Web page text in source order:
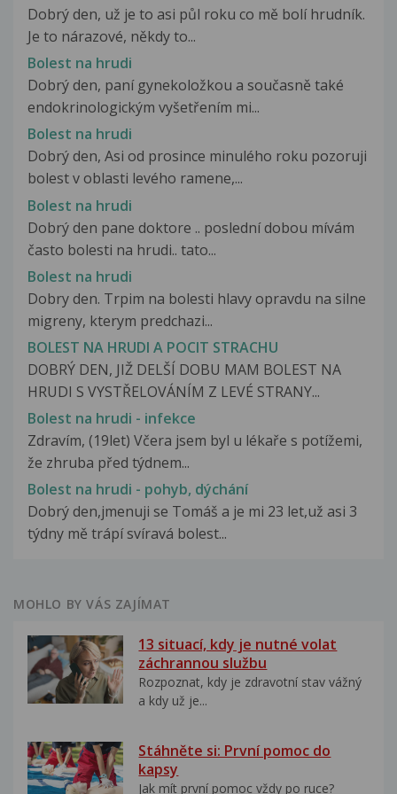
Dobrý den, už je to asi půl roku co mě bolí hrudník.
Je to nárazové, někdy to...
Bolest na hrudi
Dobrý den, paní gynekoložkou a současně také
endokrinologickým vyšetřením mi...
Bolest na hrudi
Dobrý den, Asi od prosince minulého roku pozoruji
bolest v oblasti levého ramene,...
Bolest na hrudi
Dobrý den pane doktore .. poslední dobou mívám
často bolesti na hrudi.. tato...
Bolest na hrudi
Dobry den. Trpim na bolesti hlavy opravdu na silne
migreny, kterym predchazi...
BOLEST NA HRUDI A POCIT STRACHU
DOBRÝ DEN, JIŽ DELŠÍ DOBU MAM BOLEST NA
HRUDI S VYSTŘELOVÁNÍM Z LEVÉ STRANY...
Bolest na hrudi - infekce
Zdravím, (19let) Včera jsem byl u lékaře s potížemi,
že zhruba před týdnem...
Bolest na hrudi - pohyb, dýchání
Dobrý den,jmenuji se Tomáš a je mi 23 let,už asi 3
týdny mě trápí svíravá bolest...
MOHLO BY VÁS ZAJÍMAT
13 situací, kdy je nutné volat
záchrannou službu
Rozpoznat, kdy je zdravotní stav vážný
a kdy už je...
Stáhněte si: První pomoc do
kapsy
Jak mít první pomoc vždy po ruce?